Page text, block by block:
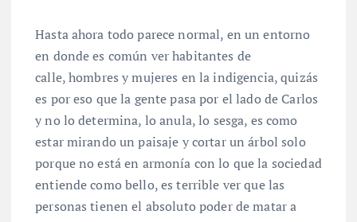
Hasta ahora todo parece normal, en un entorno
en donde es común ver habitantes de
calle, hombres y mujeres en la indigencia, quizás
es por eso que la gente pasa por el lado de Carlos
y no lo determina, lo anula, lo sesga, es como
estar mirando un paisaje y cortar un árbol solo
porque no está en armonía con lo que la sociedad
entiende como bello, es terrible ver que las
personas tienen el absoluto poder de matar a